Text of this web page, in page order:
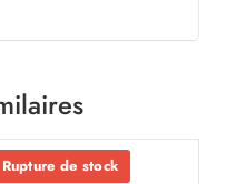
Rupture de stock